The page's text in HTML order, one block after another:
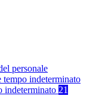
personale
tempo indeterminato
indeterminato 21